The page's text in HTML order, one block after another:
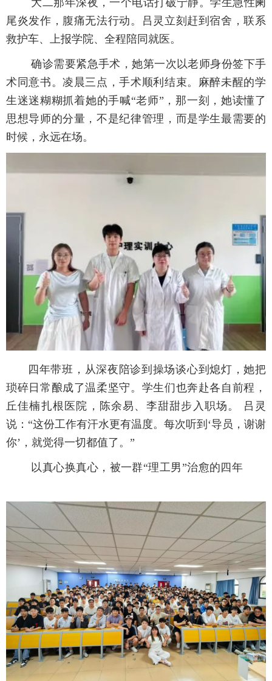
尾炎发作，腹痛无法行动。吕灵立刻赶到宿舍，联系
救护车、上报学院、全程陪同就医。
确诊需要紧急手术，她第一次以老师身份签下手
术同意书。凌晨三点，手术顺利结束。麻醉未醒的学
生迷迷糊糊抓着她的手喊“老师”，那一刻，她读懂了
思想导师的分量，不是纪律管理，而是学生最需要的
时候，永远在场。
四年带班，从深夜陪诊到操场谈心到熄灯，她把
琐碎日常酿成了温柔坚守。学生们也奔赴各自前程，
丘佳楠扎根医院，陈余易、李甜甜步入职场。 吕灵
说：“这份工作有汗水更有温度。每次听到‘导员，谢谢
你’，就觉得一切都值了。”
以真心换真心，被一群“理工男”治愈的四年